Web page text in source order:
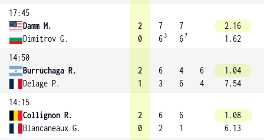
17:45
Damm M.
Dimitrov G.
2
0
7
6 3
7
67
2.16
1.62
14:50
Burruchaga R.
Delage P.
2
1
6
3
4
6
6
4
1.04
7.54
14:15
Collignon R.
Blancaneaux G.
2
0
6
2
6
1
1.08
6.13